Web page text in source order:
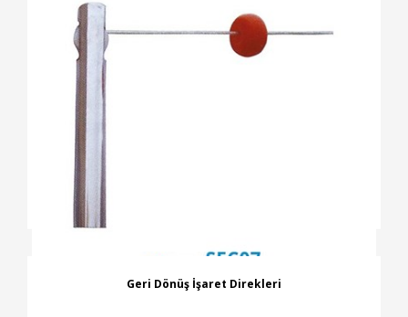
Geri Dönüş İşaret Direkleri